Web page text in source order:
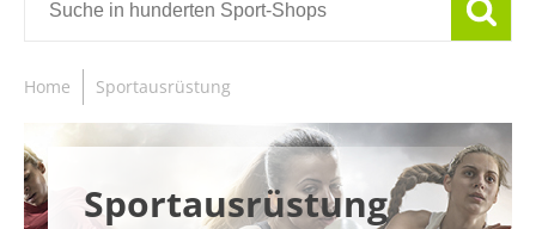
Home Sportausrüstung
Sportausrüstung